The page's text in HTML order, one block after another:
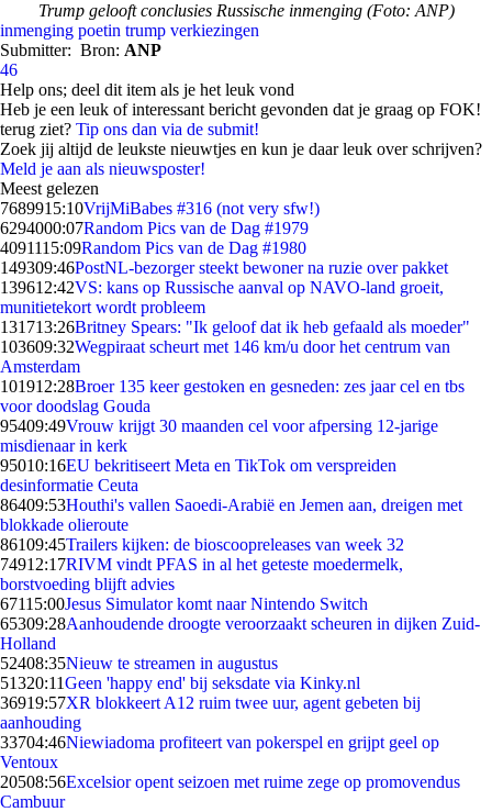
Trump gelooft conclusies Russische inmenging (Foto: ANP)
inmenging poetin trump verkiezingen
Submitter: Bron: ANP
46
Help ons; deel dit item als je het leuk vond
Heb je een leuk of interessant bericht gevonden dat je graag op FOK!
terug ziet? Tip ons dan via de submit!
Zoek jij altijd de leukste nieuwtjes en kun je daar leuk over schrijven?
Meld je aan als nieuwsposter!
Meest gelezen
7689915:10VrijMiBabes #316 (not very sfw!)
6294000:07Random Pics van de Dag #1979
4091115:09Random Pics van de Dag #1980
149309:46PostNL-bezorger steekt bewoner na ruzie over pakket
139612:42VS: kans op Russische aanval op NAVO-land groeit,
munitietekort wordt probleem
131713:26Britney Spears: "Ik geloof dat ik heb gefaald als moeder"
103609:32Wegpiraat scheurt met 146 km/u door het centrum van
Amsterdam
101912:28Broer 135 keer gestoken en gesneden: zes jaar cel en tbs
voor doodslag Gouda
95409:49Vrouw krijgt 30 maanden cel voor afpersing 12-jarige
misdienaar in kerk
95010:16EU bekritiseert Meta en TikTok om verspreiden
desinformatie Ceuta
86409:53Houthi's vallen Saoedi-Arabië en Jemen aan, dreigen met
blokkade olieroute
86109:45Trailers kijken: de bioscoopreleases van week 32
74912:17RIVM vindt PFAS in al het geteste moedermelk,
borstvoeding blijft advies
67115:00Jesus Simulator komt naar Nintendo Switch
65309:28Aanhoudende droogte veroorzaakt scheuren in dijken Zuid-
Holland
52408:35Nieuw te streamen in augustus
51320:11Geen 'happy end' bij seksdate via Kinky.nl
36919:57XR blokkeert A12 ruim twee uur, agent gebeten bij
aanhouding
33704:46Niewiadoma profiteert van pokerspel en grijpt geel op
Ventoux
20508:56Excelsior opent seizoen met ruime zege op promovendus
Cambuur